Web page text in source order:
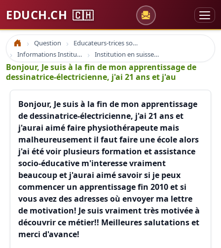
EDUCH.CH 🇨🇭
Accueil Question
Educateurs-trices sociaux
Informations Institutions Sociales
Institution en suisse romande
Bonjour, Je suis à la fin de mon apprentissage de
dessinatrice-électricienne, j'ai 21 ans et j'au
Bonjour, Je suis à la fin de mon apprentissage
de dessinatrice-électricienne, j'ai 21 ans et
j'aurai aimé faire physiothérapeute mais
malheureusement il faut faire une école alors
j'ai été voir plusieurs formation et assistance
socio-éducative m'interesse vraiment
beaucoup et j'aurai aimé savoir si je peux
commencer un apprentissage fin 2010 et si
vous avez des adresses où envoyer ma lettre
de motivation! Je suis vraiment très motivée à
découvrir ce métier!! Meilleures salutations et
merci d'avance!